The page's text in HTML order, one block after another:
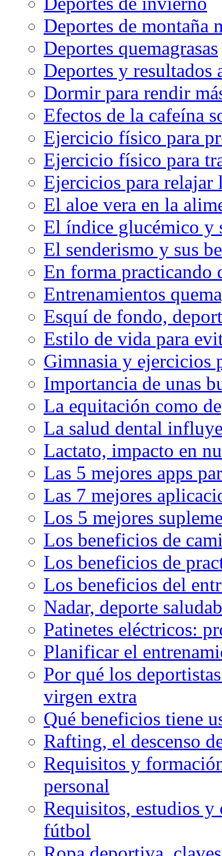
Deportes de montaña
Deportes quemagrasas
Deportes y resultados
Dormir para rendir
Efectos de la cafeína
Ejercicio físico para
Ejercicio físico para
Ejercicios para relajar
El aloe vera en la
El índice glucémico y
El senderismo y sus
En forma practicando
Entrenamientos
Esquí de fondo,
Estilo de vida para
Gimnasia y ejercicios
Importancia de unas
La equitación como
La salud dental
Lactato, impacto en
Las 5 mejores apps
Las 7 mejores
Los 5 mejores
Los beneficios de
Los beneficios de
Los beneficios del
Nadar, deporte
Patinetes eléctricos:
Planificar el
Por qué los
virgen extra
Qué beneficios tiene
Rafting, el descenso
Requisitos y
personal
Requisitos, estudios y
fútbol